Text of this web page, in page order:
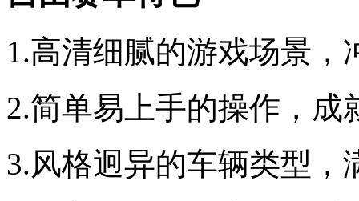
1.高清细腻的游戏场景，
2.简单易上手的操作，成
3.风格迥异的车辆类型，